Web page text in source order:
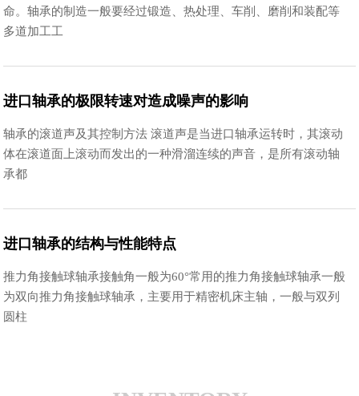
命。轴承的制造一般要经过锻造、热处理、车削、磨削和装配等
多道加工工
进口轴承的极限转速对造成噪声的影响
轴承的滚道声及其控制方法 滚道声是当进口轴承运转时，其滚动
体在滚道面上滚动而发出的一种滑溜连续的声音，是所有滚动轴
承都
进口轴承的结构与性能特点
推力角接触球轴承接触角一般为60°常用的推力角接触球轴承一般
为双向推力角接触球轴承，主要用于精密机床主轴，一般与双列
圆柱